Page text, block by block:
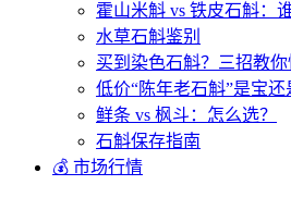
霍山米斛 vs 铁皮石斛：
水草石斛鉴别
买到染色石斛？三招教
低价“陈年老石斛”是宝
鲜条 vs 枫斗：怎么选？
石斛保存指南
💰 市场行情